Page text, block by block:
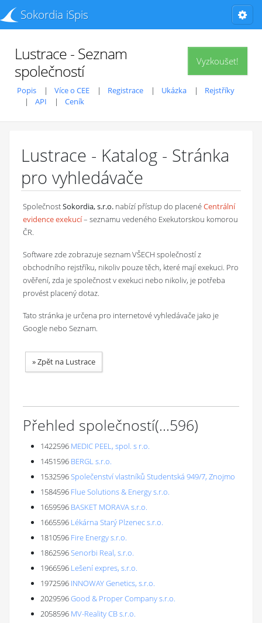
Sokordia iSpis
Vyzkoušet!
Lustrace - Seznam
společností
Popis Více o CEE Registrace Ukázka
Rejstříky
API
Ceník
Lustrace - Katalog - Stránka
pro vyhledávače
SpolečnostSokordia, s.r.o. nabízí přístup do placenéCentrální
evidence exekucí– seznamu vedeného Exekutorskou komorou
ČR.
Software zde zobrazuje seznam VŠECH společností z
obchodního rejstříku, nikoliv pouze těch, které mají exekuci. Pro
ověření, zda je společnost v exekuci nebo nikoliv, je potřeba
provést placený dotaz.
Tato stránka je určena pro internetové vyhledávače jako je
Google nebo Seznam.
»Zpět na Lustrace
Přehled společností(...596)
1422596 MEDIC PEEL, spol. s r.o.
1451596 BERGL s.r.o.
1532596Společenství vlastníků Studentská 949/7, Znojmo
1584596 Flue Solutions & Energy s.r.o.
1659596 BASKET MORAVA s.r.o.
1665596 Lékárna Starý Plzenec s.r.o.
1810596 Fire Energy s.r.o.
1862596Senorbi Real, s.r.o.
1966596 Lešení expres, s.r.o.
1972596 INNOWAY Genetics, s.r.o.
2029596Good & Proper Company s.r.o.
2058596 MV-Reality CB s.r.o.